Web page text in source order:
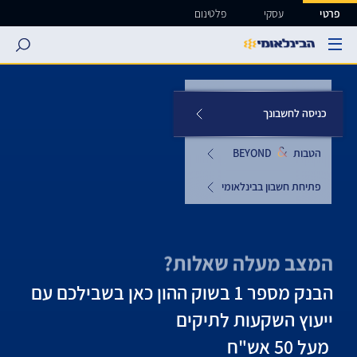
גישה ישירה לכפתור כניסה לחשבונך
פרטי עסקי פלטינום
search
המצב מעלה שאלות?
הבנק מספר 1 בשוק ההון כאן בשבילכם עם
ייעוץ השקעות לתיקים
מעל 50 אש"ח
כניסה לחשבונך
הטבות &
פתיחת חשבון בבינלאומי